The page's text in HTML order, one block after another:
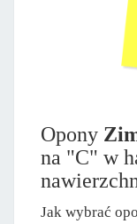
Opony
na "C" w
Jak wybrać